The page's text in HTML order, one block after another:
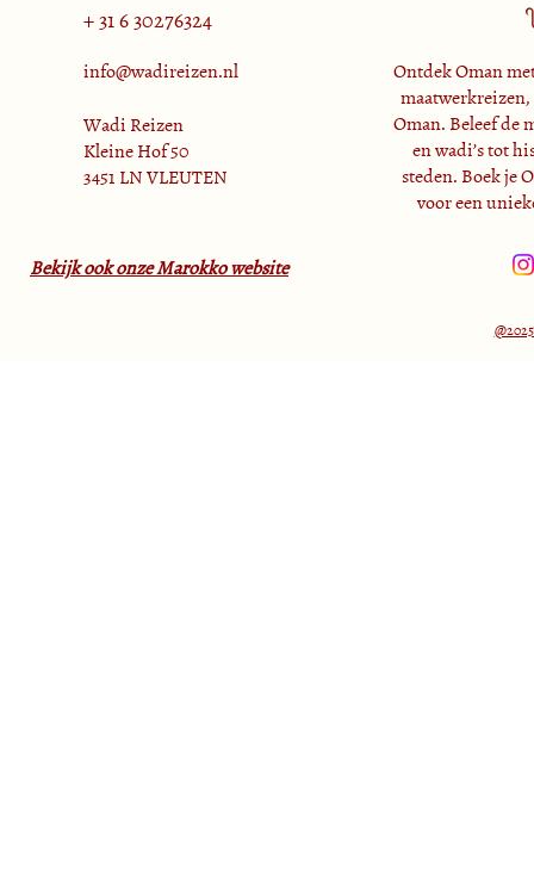
Jebel Shams & The Balcony walk
Wat te doen
+ 31 6 30276324
info@wadireizen.nl
Wadi Reizen
Kleine Hof 50
3451 LN VLEUTEN
Bekijk ook onze Marokko website
Ontdek Oman
Oman. Beleef de
en wadi’s tot
steden. Boek je
voor een